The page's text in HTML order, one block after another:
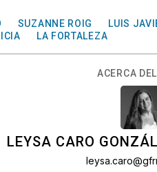
SUZANNE ROIG LUIS
LA FORTALEZA
ACERCA
LEYSA CARO